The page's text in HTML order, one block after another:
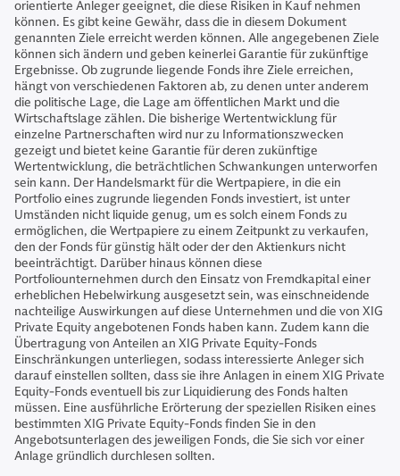
orientierte Anleger geeignet, die diese Risiken in Kauf nehmen
können. Es gibt keine Gewähr, dass die in diesem Dokument
genannten Ziele erreicht werden können. Alle angegebenen Ziele
können sich ändern und geben keinerlei Garantie für zukünftige
Ergebnisse. Ob zugrunde liegende Fonds ihre Ziele erreichen,
hängt von verschiedenen Faktoren ab, zu denen unter anderem
die politische Lage, die Lage am öffentlichen Markt und die
Wirtschaftslage zählen. Die bisherige Wertentwicklung für
einzelne Partnerschaften wird nur zu Informationszwecken
gezeigt und bietet keine Garantie für deren zukünftige
Wertentwicklung, die beträchtlichen Schwankungen unterworfen
sein kann. Der Handelsmarkt für die Wertpapiere, in die ein
Portfolio eines zugrunde liegenden Fonds investiert, ist unter
Umständen nicht liquide genug, um es solch einem Fonds zu
ermöglichen, die Wertpapiere zu einem Zeitpunkt zu verkaufen,
den der Fonds für günstig hält oder der den Aktienkurs nicht
beeinträchtigt. Darüber hinaus können diese
Portfoliounternehmen durch den Einsatz von Fremdkapital einer
erheblichen Hebelwirkung ausgesetzt sein, was einschneidende
nachteilige Auswirkungen auf diese Unternehmen und die von XIG
Private Equity angebotenen Fonds haben kann. Zudem kann die
Übertragung von Anteilen an XIG Private Equity-Fonds
Einschränkungen unterliegen, sodass interessierte Anleger sich
darauf einstellen sollten, dass sie ihre Anlagen in einem XIG Private
Equity-Fonds eventuell bis zur Liquidierung des Fonds halten
müssen. Eine ausführliche Erörterung der speziellen Risiken eines
bestimmten XIG Private Equity-Fonds finden Sie in den
Angebotsunterlagen des jeweiligen Fonds, die Sie sich vor einer
Anlage gründlich durchlesen sollten.